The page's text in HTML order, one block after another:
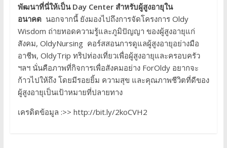
พัฒนาที่นี่ให้เป็น Day Center สำหรับผู้สูงอายุใน
อนาคต นอกจากนี้ ยังมองไปถึงการจัดโครงการ Oldy
Wisdom ถ่ายทอดความรู้และภูมิปัญญา ของผู้สูงอายุแก่
สังคม, OldyNursing คอร์สสอนการดูแลผู้สูงอายุอย่างมือ
อาชีพ, OldyTrip ทริปท่องเที่ยวเพื่อผู้สูงอายุและครอบครัว
ฯลฯ นั่นคือภาพที่กิจการเพื่อสังคมอย่าง ForOldy อยากจะ
ก้าวไปให้ถึง โดยมีรอยยิ้ม ความสุข และคุณภาพชีวิตที่ดีของ
ผู้สูงอายุเป็นเป้าหมายที่ปลายทาง
เครดิตข้อมูล :>> http://bit.ly/2koCVH2